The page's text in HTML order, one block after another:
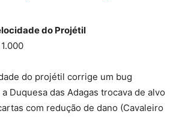
do Projétil
do projétil corrige um bug
Duquesa das Adagas trocava de alvo
com redução de dano (Cavaleiro